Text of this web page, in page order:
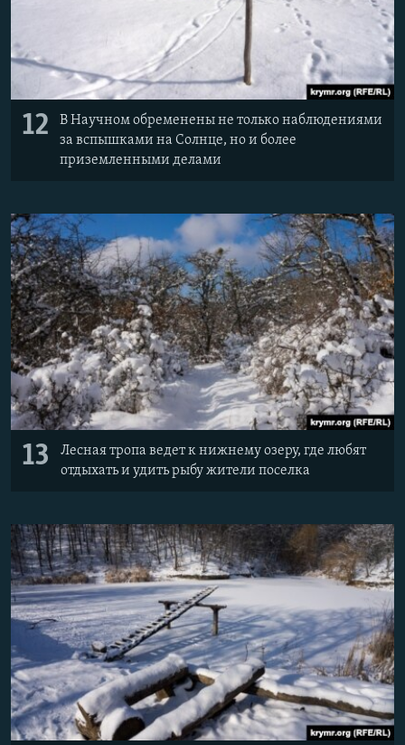
12
В Научном обременены не только наблюдениями
за вспышками на Солнце, но и более
приземленными делами
13
Лесная тропа ведет к нижнему озеру, где любят
отдыхать и удить рыбу жители поселка